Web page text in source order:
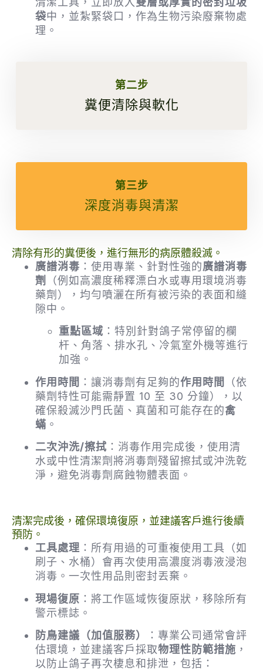
袋中，並紮緊袋口，作為生物污染廢棄物處
理。
第二步
糞便清除與軟化
第三步
深度消毒與清潔
清除有形的糞便後，進行無形的病原體殺滅。
廣譜消毒 ：使用專業、針對性強的廣譜消毒
劑
（例如高濃度稀釋漂白水或專用環境消毒
藥劑），均勻噴灑在所有被污染的表面和縫
隙中。
重點區域 ：特別針對鴿子常停留的欄
杆、角落、排水孔、冷氣室外機等進行
加強。
作用時間 ：讓消毒劑有足夠的作用時間
（依
藥劑特性可能需靜置 10 至 30 分鐘），以
確保殺滅沙門氏菌、真菌和可能存在的禽
蟎 。
二次沖洗/擦拭 ：消毒作用完成後，使用清
水或中性清潔劑將消毒劑殘留擦拭或沖洗乾
淨，避免消毒劑腐蝕物體表面。
清潔完成後，確保環境復原，並建議客戶進行後續
預防。
工具處理 ：所有用過的可重複使用工具（如
刷子、水桶）會再次使用高濃度消毒液浸泡
消毒。一次性用品則密封丟棄。
現場復原 ：將工作區域恢復原狀，移除所有
警示標誌。
防鳥建議（加值服務）
：專業公司通常會評
估環境，並建議客戶採取物理性防範措施 ，
以防止鴿子再次棲息和排泄，包括：